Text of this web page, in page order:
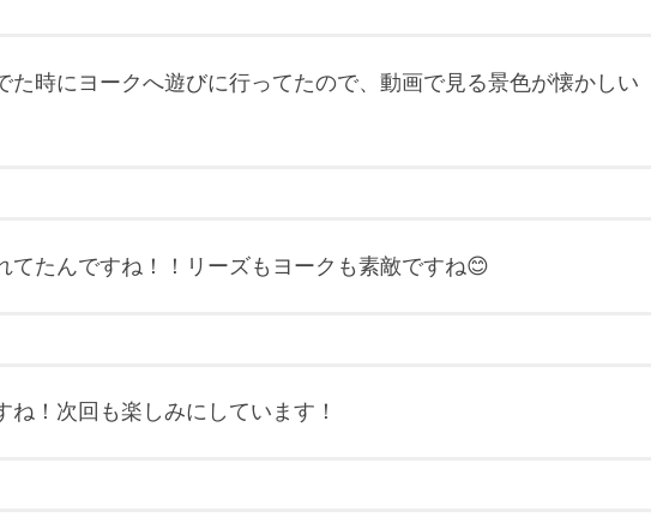
た時にヨークへ遊びに行ってたので、動画で見る景色が懐かしい
てたんですね！！リーズもヨークも素敵ですね😊
ね！次回も楽しみにしています！